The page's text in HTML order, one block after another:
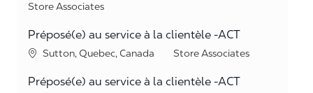
Category
Store Associates
Préposé(e) au service à la clientèle -ACT
Location
Sutton, Quebec, Canada Category
Store Associates
Préposé(e) au service à la clientèle -ACT